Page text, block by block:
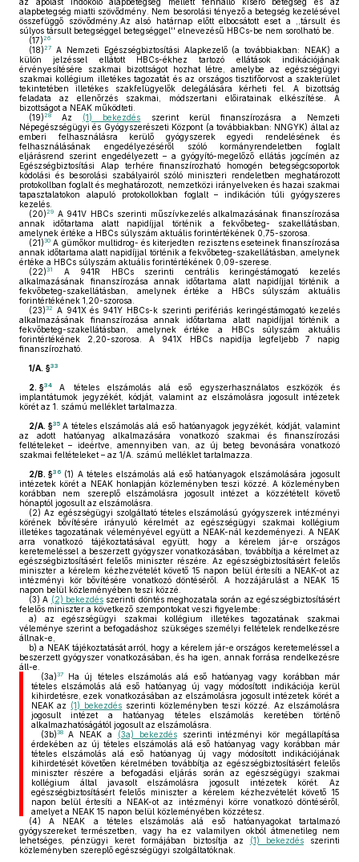
alapbetegség miatti szövődmény. Nem besorolási tényező a betegség kezelésével
összefüggő szövődmény.Az alsó határnap előtt elbocsátott eset a ,,társult és
súlyos társult betegséggel betegséggel'' elnevezésű HBCs-be nem sorolható be.
(17)26
(18)27
A Nemzeti Egészségbiztosítási Alapkezelő (a továbbiakban: NEAK) a
külön jelzéssel ellátott HBCs-ékhez tartozó ellátások indikációjának
érvényesítésére szakmai bizottságot hozhat létre, amelybe az egészségügyi
szakmai kollégium illetékes tagozatát és az országos tisztifőorvost a szakterület
tekintetében illetékes szakfelügyelők delegálására kérheti fel. A bizottság
feladata az ellenőrzés szakmai, módszertani előiratainak elkészítése. A
bizottságot a NEAK működteti.
(19)28 Az (1) bekezdés szerint kerül finanszírozásra a Nemzeti
Népegészségügyi és Gyógyszerészeti Központ (a továbbiakban: NNGYK) által az
emberi felhasználásra kerülő gyógyszerek egyedi rendelésének és
felhasználásának engedélyezéséről szóló kormányrendeletben foglalt
eljárásrend szerint engedélyezett – a gyógyító-megelőző ellátás jogcímén az
Egészségbiztosítási Alap terhére finanszírozható homogén betegségcsoportok
kódolási és besorolási szabályairól szóló miniszteri rendeletben meghatározott
protokollban foglalt és meghatározott, nemzetközi irányelveken és hazai szakmai
tapasztalatokon alapuló protokollokban foglalt – indikáción túli gyógyszeres
kezelés.
(20)29 A 941V HBCs szerinti műszívkezelés alkalmazásának finanszírozása
annak időtartama alatt napidíjjal történik a fekvőbeteg- szakellátásban,
amelynek értéke a HBCs súlyszám aktuális forintértékének 0,75-szorosa.
(21)30 A gümőkor multidrog- és kiterjedten rezisztens eseteinek finanszírozása
annak időtartama alatt napidíjjal történik a fekvőbeteg-szakellátásban, amelynek
értéke a HBCs súlyszám aktuális forintértékének 0,09-szerese.
(22)31
A 941R HBCs szerinti centrális keringéstámogató kezelés
alkalmazásának finanszírozása annak időtartama alatt napidíjjal történik a
fekvőbeteg-szakellátásban, amelynek értéke a HBCs súlyszám aktuális
forintértékének 1,20-szorosa.
(23)32
A 941X és 941Y HBCs-k szerinti perifériás keringéstámogató kezelés
alkalmazásának finanszírozása annak időtartama alatt napidíjjal történik a
fekvőbeteg-szakellátásban, amelynek értéke a HBCs súlyszám aktuális
forintértékének 2,20-szorosa. A 941X HBCs napidíja legfeljebb 7 napig
finanszírozható.
1/A. §33
2. §34
A tételes elszámolás alá eső egyszerhasználatos eszközök és
implantátumok jegyzékét, kódját, valamint az elszámolásra jogosult intézetek
körét az 1. számú melléklet tartalmazza.
2/A. §35 A tételes elszámolás alá eső hatóanyagok jegyzékét, kódját, valamint
az adott hatóanyag alkalmazására vonatkozó szakmai és finanszírozási
feltételeket – ideértve, amennyiben van, az új beteg bevonására vonatkozó
szakmai feltételeket – az 1/A. számú melléklet tartalmazza.
2/B. §36 (1) A tételes elszámolás alá eső hatóanyagok elszámolására jogosult
intézetek körét a NEAK honlapján közleményben teszi közzé. A közleményben
korábban nem szereplő elszámolásra jogosult intézet a közzétételt követő
hónaptól jogosult az elszámolásra.
(2) Az egészségügyi szolgáltató tételes elszámolású gyógyszerek intézményi
körének bővítésére irányuló kérelmét az egészségügyi szakmai kollégium
illetékes tagozatának véleményével együtt a NEAK-nál kezdeményezi. A NEAK
arra vonatkozó tájékoztatásával együtt, hogy a kérelem jár-e országos
keretemeléssel a beszerzett gyógyszer vonatkozásában, továbbítja a kérelmet az
egészségbiztosításért felelős miniszter részére. Az egészségbiztosításért felelős
miniszter a kérelem kézhezvételét követő 15 napon belül értesíti a NEAK-ot az
intézményi kör bővítésére vonatkozó döntéséről. A hozzájárulást a NEAK 15
napon belül közleményében teszi közzé.
(3) A (2) bekezdés szerinti döntés meghozatala során az egészségbiztosításért
felelős miniszter a következő szempontokat veszi figyelembe:
a) az egészségügyi szakmai kollégium illetékes tagozatának szakmai
véleménye szerint a befogadáshoz szükséges személyi feltételek rendelkezésre
állnak-e,
b) a NEAK tájékoztatását arról, hogy a kérelem jár-e országos keretemeléssel a
beszerzett gyógyszer vonatkozásában, és ha igen, annak forrása rendelkezésre
áll-e.
(3a)37Ha új tételes elszámolás alá eső hatóanyag vagy korábban már
tételes elszámolás alá eső hatóanyag új vagy módosított indikációja kerül
kihirdetésre, ezek vonatkozásában az elszámolásra jogosult intézetek körét a
NEAK az (1) bekezdés szerinti közleményben teszi közzé. Az elszámolásra
jogosult intézet a hatóanyag tételes elszámolás keretében történő
alkalmazhatóságától jogosult az elszámolásra.
(3b)38A NEAK a (3a) bekezdésszerinti intézményi kör megállapítása
érdekében az új tételes elszámolás alá eső hatóanyag vagy korábban már
tételes elszámolás alá eső hatóanyag új vagy módosított indikációjának
kihirdetését követően kérelmében továbbítja az egészségbiztosításért felelős
miniszter részére a befogadási eljárás során az egészségügyi szakmai
kollégium által javasolt elszámolásra jogosult intézetek körét. Az
egészségbiztosításért felelős miniszter a kérelem kézhezvételét követő 15
napon belül értesíti a NEAK-ot az intézményi körre vonatkozó döntéséről,
amelyet a NEAK 15 napon belül közleményében közzétesz.
(4) A NEAK a tételes elszámolás alá eső hatóanyagokat tartalmazó
gyógyszereket természetben, vagy ha ez valamilyen okból átmenetileg nem
lehetséges, pénzügyi keret formájában biztosítja az
(1) bekezdésszerinti
közleményben szereplő egészségügyi szolgáltatóknak.